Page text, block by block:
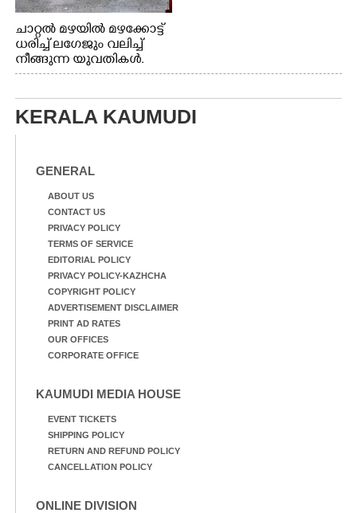
ചാറ്റൽ മഴയിൽ മഴക്കോട്ട്
ധരിച്ച് ലഗേജും വലിച്ച്
നീങ്ങുന്ന യുവതികൾ.
എറണാകുളം മേനകയിൽ
KERALA KAUMUDI
GENERAL
ABOUT US
CONTACT US
PRIVACY POLICY
TERMS OF SERVICE
EDITORIAL POLICY
PRIVACY POLICY-KAZHCHA
COPYRIGHT POLICY
ADVERTISEMENT DISCLAIMER
PRINT AD RATES
OUR OFFICES
CORPORATE OFFICE
KAUMUDI MEDIA HOUSE
EVENT TICKETS
SHIPPING POLICY
RETURN AND REFUND POLICY
CANCELLATION POLICY
ONLINE DIVISION